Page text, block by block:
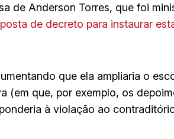
de Anderson Torres, que foi
de decreto para instaurar
que ela ampliaria o
(em que, por exemplo, os
à violação ao